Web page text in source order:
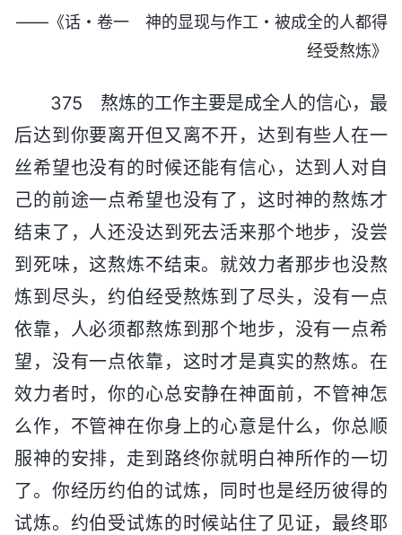
——《话・卷一 神的显现与作工・被成全的人都得
经受熬炼》
375 熬炼的工作主要是成全人的信心，最
后达到你要离开但又离不开，达到有些人在一
丝希望也没有的时候还能有信心，达到人对自
己的前途一点希望也没有了，这时神的熬炼才
结束了，人还没达到死去活来那个地步，没尝
到死味，这熬炼不结束。就效力者那步也没熬
炼到尽头，约伯经受熬炼到了尽头，没有一点
依靠，人必须都熬炼到那个地步，没有一点希
望，没有一点依靠，这时才是真实的熬炼。在
效力者时，你的心总安静在神面前，不管神怎
么作，不管神在你身上的心意是什么，你总顺
服神的安排，走到路终你就明白神所作的一切
了。你经历约伯的试炼，同时也是经历彼得的
试炼。约伯受试炼的时候站住了见证，最终耶